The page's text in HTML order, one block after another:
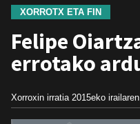
XORROTX ETA FIN
Felipe
errotako
Xorroxin irratia 2015eko